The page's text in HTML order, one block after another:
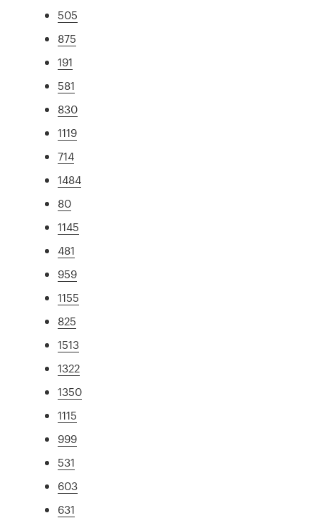
505
875
191
581
830
1119
714
1484
80
1145
481
959
1155
825
1513
1322
1350
1115
999
531
603
631